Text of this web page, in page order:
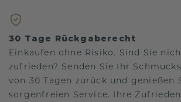
30 Tage Rückgaberecht
Einkaufen ohne Risiko. Sind Sie
zufrieden? Senden Sie Ihr
von 30 Tagen zurück und genießen
sorgenfreien Service. Ihre